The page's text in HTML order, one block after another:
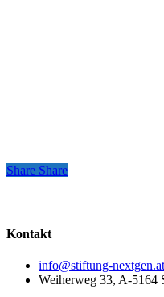
Share
Share Share
Kontakt
info@stiftung-nextgen.at
Weiherweg 33, A-5164